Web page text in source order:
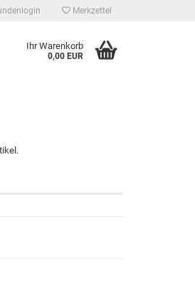
Merkzettel
Ihr Warenkorb
0,00 EUR